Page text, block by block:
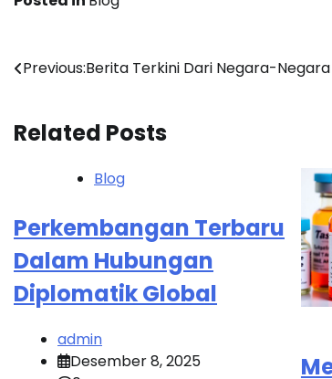
Navigasi
Previous:Berita Terkini Dari Negara-
Related Posts
Blog
Perkembangan Terbaru
Dalam Hubungan
Diplomatik Global
admin
Desember 8, 2025